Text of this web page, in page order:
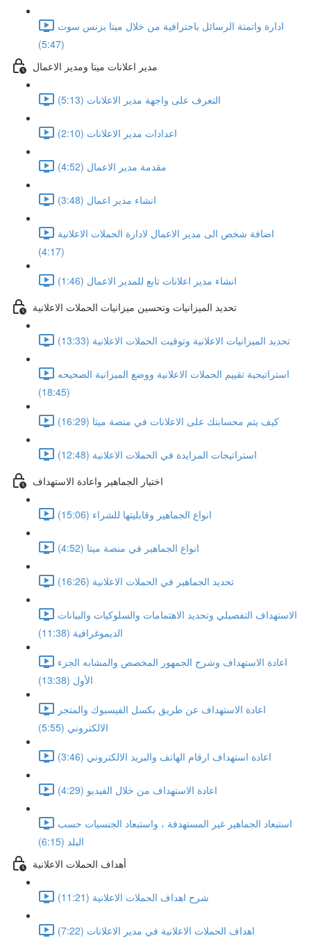
ادارة واتمتة الرسائل باحترافية من خلال ميتا بزنس سوت
(5:47)
مدير اعلانات ميتا ومدير الاعمال
التعرف على واجهة مدير الاعلانات (5:13)
اعدادات مدير الاعلانات (2:10)
مقدمة مدير الاعمال (4:52)
انشاء مدير اعمال (3:48)
اضافة شخص الى مدير الاعمال لادارة الحملات الاعلانية
(4:17)
انشاء مدير اعلانات تابع للمدير الاعمال (1:46)
تحديد الميزانيات وتحسين ميزانيات الحملات الاعلانية
تحديد الميزانيات الاعلانية وتوقيت الحملات الاعلانية (13:33)
استراتيجية تقييم الحملات الاعلانية ووضع الميزانية الصحيحه
(18:45)
كيف يتم محسابتك على الاعلانات في منصة ميتا (16:29)
استراتيجات المزايدة في الحملات الاعلانية (12:48)
اختيار الجماهير واعادة الاستهداف
انواع الجماهير وقابليتها للشراء (15:06)
انواع الجماهير في منصة ميتا (4:52)
تحديد الجماهير في الحملات الاعلانية (16:26)
الاستهداف التفصيلي وتحديد الاهتمامات والسلوكيات والبيانات
الديموغرافية (11:38)
اعادة الاستهداف وشرح الجمهور المخصص والمشابه الجزء
الأول (13:38)
اعادة الاستهداف عن طريق بكسل الفيسبوك والمتجر
الالكتروني (5:55)
اعادة استهداف ارقام الهاتف والبريد الالكتروني (3:46)
اعادة الاستهداف من خلال الفيديو (4:29)
استبعاد الجماهير غير المستهدفة ، واستبعاد الجنسيات حسب
البلد (6:15)
أهداف الحملات الاعلانية
شرح اهداف الحملات الاعلانية (11:21)
اهداف الحملات الاعلانية في مدير الاعلانات (7:22)